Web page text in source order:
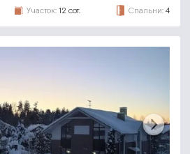
Участок: 12 сот. Спальни: 4